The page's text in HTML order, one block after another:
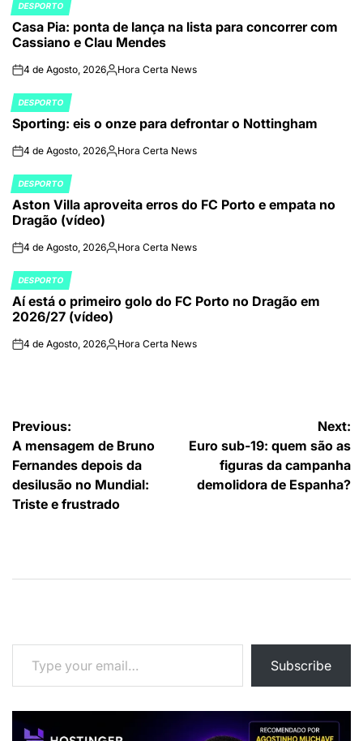
POSTED
IN
DESPORTO
Casa Pia: ponta de lança na lista para concorrer com
Cassiano e Clau Mendes
on4 de Agosto, 2026Publicado
Hora Certa News
POSTED
IN
DESPORTO
Sporting: eis o onze para defrontar o Nottingham
on4 de Agosto, 2026Publicado
Hora Certa News
POSTED
IN
DESPORTO
Aston Villa aproveita erros do FC Porto e empata no
Dragão (vídeo)
on4 de Agosto, 2026Publicado
Hora Certa News
POSTED
IN
DESPORTO
Aí está o primeiro golo do FC Porto no Dragão em
2026/27 (vídeo)
on4 de Agosto, 2026Publicado
Hora Certa News
Navegação
de
artigos
Previous:
A mensagem de Bruno
Fernandes depois da
desilusão no Mundial:
Triste e frustrado
Next:
Euro sub-19: quem são as
figuras da campanha
demolidora de Espanha?
Type your email…
Subscribe